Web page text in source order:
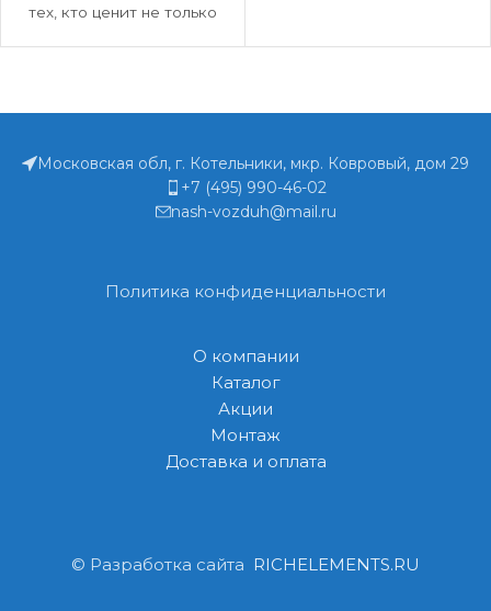
тех, кто ценит не только
компанией «Наш воздух» и
Московская обл, г. Котельники, мкр. Ковровый, дом 29
+7 (495) 990-46-02
nash-vozduh@mail.ru
Политика конфиденциальности
О компании
Каталог
Акции
Монтаж
Доставка и оплата
© Разработка сайта RICHELEMENTS.RU